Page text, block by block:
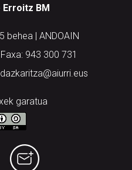
BM
behea | ANDOAIN
943 300 731
garatua